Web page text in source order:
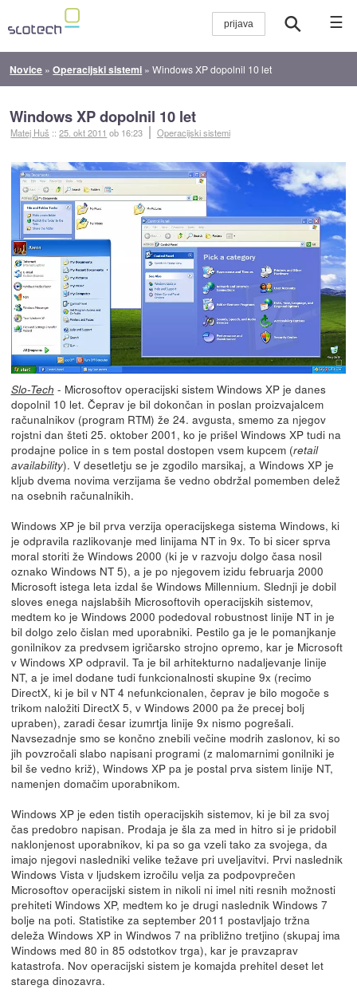
☰
Novice »Operacijski sistemi »Windows XP dopolnil 10 let
Windows XP dopolnil 10 let
Matej Huš ::25. okt 2011 ob 16:23 Operacijski sistemi
Slo-Tech - Microsoftov operacijski sistem Windows XP je danes
dopolnil 10 let. Čeprav je bil dokončan in poslan proizvajalcem
računalnikov (program RTM) že 24. avgusta, smemo za njegov
rojstni dan šteti 25. oktober 2001, ko je prišel Windows XP tudi na
prodajne police in s tem postal dostopen vsem kupcem (retail
availability). V desetletju se je zgodilo marsikaj, a Windows XP je
kljub dvema novima verzijama še vedno obdržal pomemben delež
na osebnih računalnikih.
Windows XP je bil prva verzija operacijskega sistema Windows, ki
je odpravila razlikovanje med linijama NT in 9x. To bi sicer sprva
moral storiti že Windows 2000 (ki je v razvoju dolgo časa nosil
oznako Windows NT 5), a je po njegovem izidu februarja 2000
Microsoft istega leta izdal še Windows Millennium. Slednji je dobil
sloves enega najslabših Microsoftovih operacijskih sistemov,
medtem ko je Windows 2000 podedoval robustnost linije NT in je
bil dolgo zelo čislan med uporabniki. Pestilo ga je le pomanjkanje
gonilnikov za predvsem igričarsko strojno opremo, kar je Microsoft
v Windows XP odpravil. Ta je bil arhitekturno nadaljevanje linije
NT, a je imel dodane tudi funkcionalnosti skupine 9x (recimo
DirectX, ki je bil v NT 4 nefunkcionalen, čeprav je bilo mogoče s
trikom naložiti DirectX 5, v Windows 2000 pa že precej bolj
upraben), zaradi česar izumrtja linije 9x nismo pogrešali.
Navsezadnje smo se končno znebili večine modrih zaslonov, ki so
jih povzročali slabo napisani programi (z malomarnimi gonilniki je
bil še vedno križ), Windows XP pa je postal prva sistem linije NT,
namenjen domačim uporabnikom.
Windows XP je eden tistih operacijskih sistemov, ki je bil za svoj
čas predobro napisan. Prodaja je šla za med in hitro si je pridobil
naklonjenost uporabnikov, ki pa so ga vzeli tako za svojega, da
imajo njegovi nasledniki velike težave pri uveljavitvi. Prvi naslednik
Windows Vista v ljudskem izročilu velja za podpovprečen
Microsoftov operacijski sistem in nikoli ni imel niti resnih možnosti
prehiteti Windows XP, medtem ko je drugi naslednik Windows 7
bolje na poti. Statistike za september 2011 postavljajo tržna
deleža Windows XP in Windwos 7 na približno tretjino (skupaj ima
Windows med 80 in 85 odstotkov trga), kar je pravzaprav
katastrofa. Nov operacijski sistem je komajda prehitel deset let
starega dinozavra.